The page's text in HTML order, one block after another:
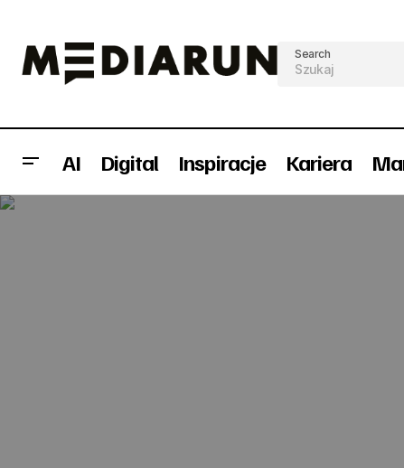
Search
AI Digital Inspiracje Kariera